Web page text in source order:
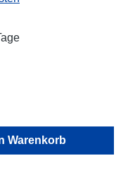
Warenkorb